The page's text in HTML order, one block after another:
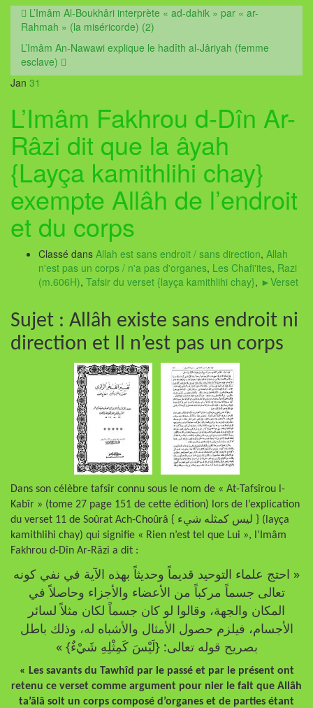
L’Imâm Al-Boukhâri interprète « ad-dahik » par « ar-
Rahmah » (la miséricorde) (2)
L’Imâm An-Nawawi explique le hadîth al-Jâriyah (femme
esclave)
Jan 31
L’Imâm Fakhrou d-Dîn Ar-
Râzi dit que la âyah
{Layça kamithlihi chay}
exempte Allâh de l’endroit
et du corps
Classé dans Allah est sans endroit / sans direction, Allah
n'est pas un corps / n'a pas d'organes, Les Chafi'ites, Razi
(m.606H), Tafsir du verset {layça kamithlihi chay}, ►Verset
Sujet : Allâh existe sans endroit ni
direction et Il n’est pas un corps
Dans son célèbre tafsîr connu sous le nom de « At-Tafsîrou l-
Kabîr » (tome 27 page 151 de cette édition) lors de l’explication
du verset 11 de Soûrat Ach-Choûrâ { ليس كمثله شيء } (layça
kamithlihi chay) qui signifie « Rien n’est tel que Lui », l’Imâm
Fakhrou d-Dîn Ar-Râzi a dit :
« احتج علماء التوحيد قديماً وحديثاً بهذه الآية في نفي كونه
تعالى جسماً مركباً من الأعضاء والأجزاء وحاصلاً في
المكان والجهة، وقالوا لو كان جسماً لكان مثلاً لسائر
الأجسام، فيلزم حصول الأمثال والأشباه له، وذلك باطل
بصريح قوله تعالى: {لَيْسَ كَمِثْلِهِ شَيْءٌ} »
« Les savants du Tawhîd par le passé et par le présent ont
retenu ce verset comme argument pour nier le fait que Allâh
ta’âlâ soit un corps composé d’organes et de parties étant